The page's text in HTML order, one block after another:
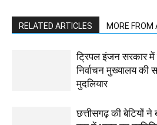
RELATED ARTICLES MORE FROM
ट्रिपल इंजन सरकार में
निर्वाचन मुख्यालय की
मुदलियार
छत्तीसगढ़ की बेटियों ने